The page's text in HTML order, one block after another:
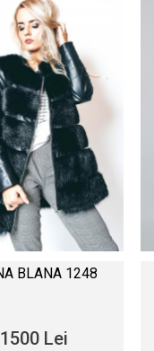
BLANA 1248
1500 Lei